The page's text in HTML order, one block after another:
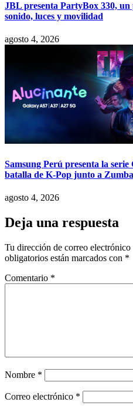
JBL presenta PartyBox 330,
sonido, luces y movilidad
agosto 4, 2026
Samsung Perú presenta la
batalla de K-Pop junto a
agosto 4, 2026
Deja una respuesta
Tu dirección de correo electrónico
obligatorios están marcados con *
Comentario *
Nombre *
Correo electrónico *